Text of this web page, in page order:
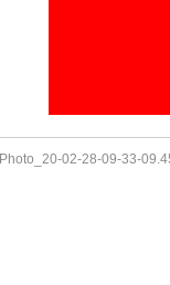
Photo_20-02-28-09-33-